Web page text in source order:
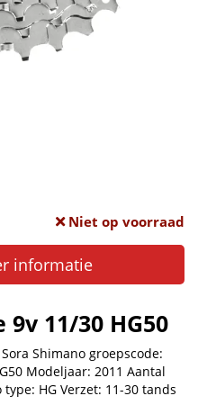
Niet op voorraad
informatie
11/30 HG50
Shimano groepscode:
Modeljaar: 2011 Aantal
HG Verzet: 11-30 tands